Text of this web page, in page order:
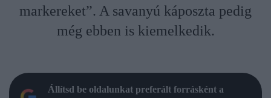
markereket”. A savanyú káposzta pedig
még ebben is kiemelkedik.
Állítsd be oldalunkat preferált forrásként a